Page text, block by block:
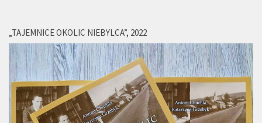
„TAJEMNICE OKOLIC NIEBYLCA”, 2022